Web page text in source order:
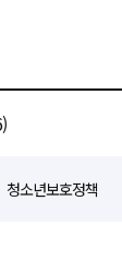
청소년보호정책